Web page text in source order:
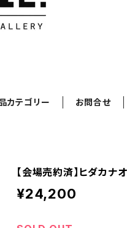
カテゴリー お問合せ
【会場売約済】ヒダカナ
¥24,200